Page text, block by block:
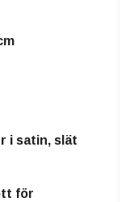
i satin, slät
för